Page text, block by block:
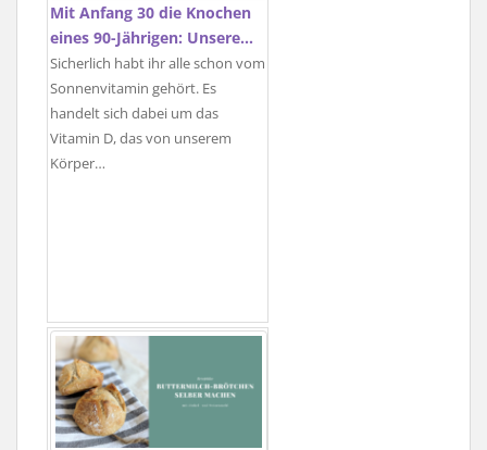
Mit Anfang 30 die Knochen
eines 90-Jährigen: Unsere…
Sicherlich habt ihr alle schon vom
Sonnenvitamin gehört. Es
handelt sich dabei um das
Vitamin D, das von unserem
Körper…